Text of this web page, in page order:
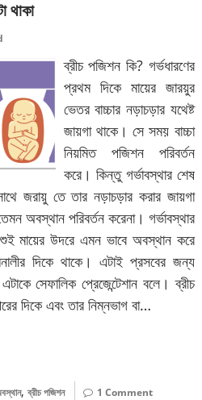
থাকা
ব্রীচ পজিশন কি? গর্ভধারণের
প্রথম দিকে মায়ের জারয়ুর
ভেতর বাচ্চার নড়াচড়ার যথেষ্ট
জায়গা থাকে। সে সময় বাচ্চা
নিয়মিত পজিশন পরিবর্তন
করে। কিন্তু গর্ভাবস্থার শেষ
জরায়ু তে তার নড়াচড়ার করার জায়গা
অবস্থান পরিবর্তন করেনা। গর্ভাবস্থার
মায়ের উদরে এমন ভাবে অবস্থান করে
দিকে থাকে। এটাই প্রসবের জন্য
সেফালিক প্রেজেন্টেশান বলে। ব্রীচ
দিকে এবং তার নিম্নভাগ বা…
,ব্রীচ পজিশন 1 Comment